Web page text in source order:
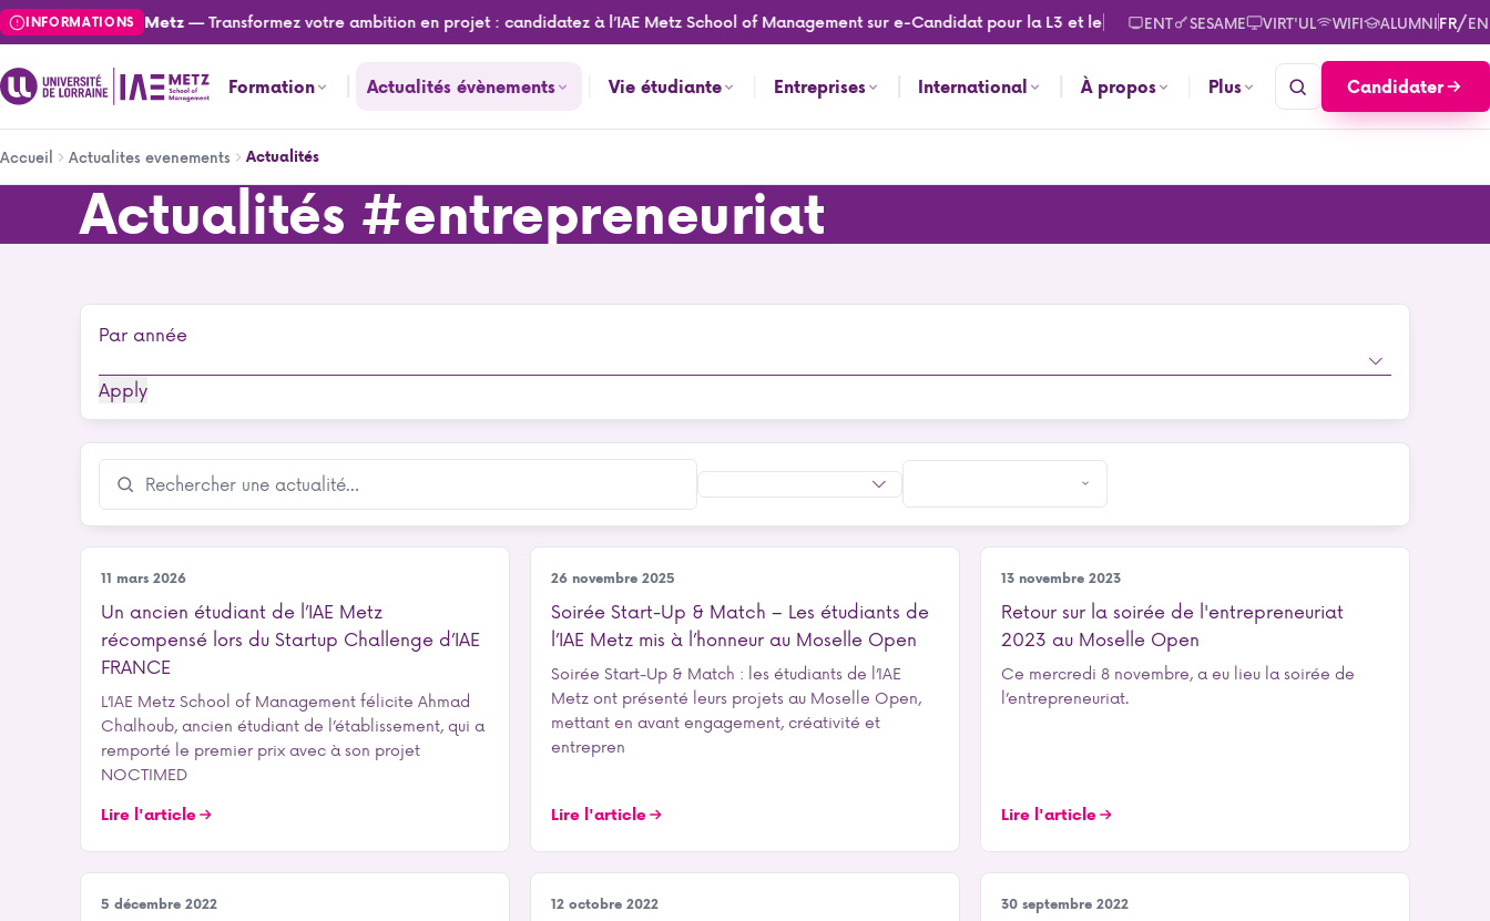
Aller
au
contenu
principal
INFORMATIONS
de l'IAE Metz— Transformez votre ambition en projet : candidatez à l’IAE Metz School of Management sur e-Candidat pour la L3 et le M2. Consultez les calendriers des rentrées pour
ENT SESAME VIRT'UL WIFI ALUMNIFR/EN
Formation Actualités évènements Vie étudiante Entreprises International À propos Plus Candidater
d'Ariane
Accueil Actualites evenements Actualités
Actualités #entrepreneuriat
Par année
Entrepreneuriat
11 mars 2026
Un ancien étudiant de l’IAE Metz
récompensé lors du Startup Challenge d’IAE
FRANCE
L’IAE Metz School of Management félicite Ahmad
Chalhoub, ancien étudiant de l’établissement, qui a
remporté le premier prix avec à son projet
NOCTIMED
Lire l'article
Notre école
26 novembre 2025
Soirée Start-Up & Match – Les étudiants de
l’IAE Metz mis à l’honneur au Moselle Open
Soirée Start-Up & Match : les étudiants de l’IAE
Metz ont présenté leurs projets au Moselle Open,
mettant en avant engagement, créativité et
entrepren
Lire l'article
Entrepreneuriat
13 novembre 2023
Retour sur la soirée de l'entrepreneuriat
2023 au Moselle Open
Ce mercredi 8 novembre, a eu lieu la soirée de
l’entrepreneuriat.
Lire l'article
Vie étudiante
5 décembre 2022 Entrepreneuriat
12 octobre 2022 Entrepreneuriat
30 septembre 2022